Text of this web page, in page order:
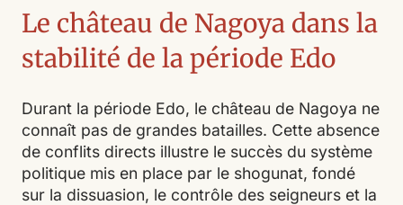
Le château de Nagoya dans la
stabilité de la période Edo
Durant la période Edo, le château de Nagoya ne
connaît pas de grandes batailles. Cette absence
de conflits directs illustre le succès du système
politique mis en place par le shogunat, fondé
sur la dissuasion, le contrôle des seigneurs et la